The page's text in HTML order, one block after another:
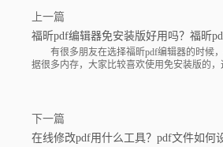
上一篇
福昕pdf编辑器免安装版好用吗？福昕
有很多朋友在选择福昕pdf编辑器的时候
据很多内存，大家比较喜欢使用免安装版的
下一篇
在线修改pdf用什么工具？pdf文件如何